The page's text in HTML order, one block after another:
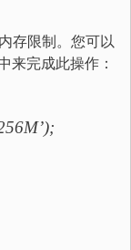
存限制。您可以
来完成此操作：